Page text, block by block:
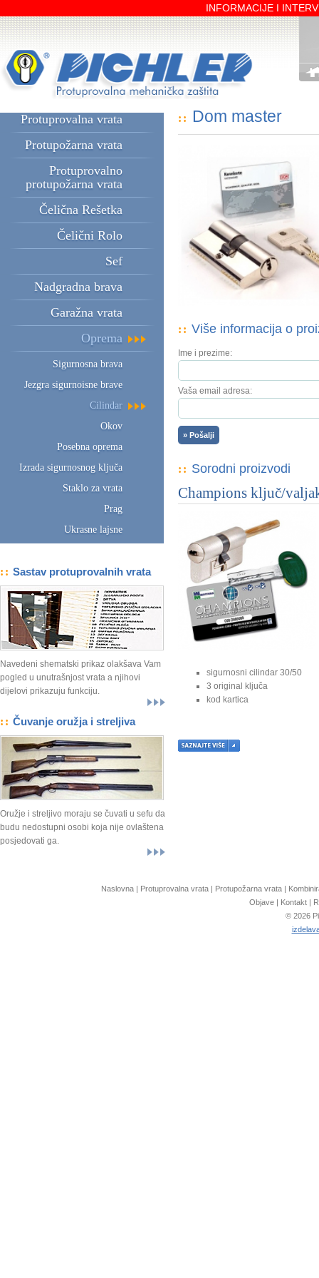
INFORMACIJE I
Protuprovalna vrata
Protupožarna vrata
Protuprovalno
protupožarna vrata
Čelična Rešetka
Čelični Rolo
Sef
Nadgradna brava
Garažna vrata
Oprema
Sigurnosna brava
Jezgra sigurnoisne brave
Cilindar
Okov
Posebna oprema
Izrada sigurnosnog ključa
Staklo za vrata
Prag
Ukrasne lajsne
:: Sastav protuprovalnih vrata
Navedeni shematski prikaz olakšava Vam
pogled u unutrašnjost vrata a njihovi
dijelovi prikazuju funkciju.
:: Čuvanje oružja i streljiva
Oružje i streljivo moraju se čuvati u sefu da
budu nedostupni osobi koja nije ovlaštena
posjedovati ga.
:: Dom master
:: Više informacija o
Ime i prezime:
Vaša email adresa:
:: Sorodni proizvodi
Champions ključ/
sigurnosni cilindar 30/50
3 original ključa
kod kartica
Naslovna | Protuprovalna vrata | Protupožarna vrata |
Objave| Kontakt|
© 2026